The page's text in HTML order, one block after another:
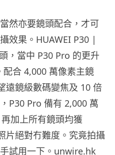
然亦要鏡頭配合，才可
效果。HUAWEI P30 |
，當中 P30 Pro 的更升
合 4,000 萬像素主鏡
遠鏡級數碼變焦及 10 倍
P30 Pro 備有 2,000 萬
加上所有鏡頭均獲
片絕對冇難度。究竟拍攝
試用一下。unwire.hk